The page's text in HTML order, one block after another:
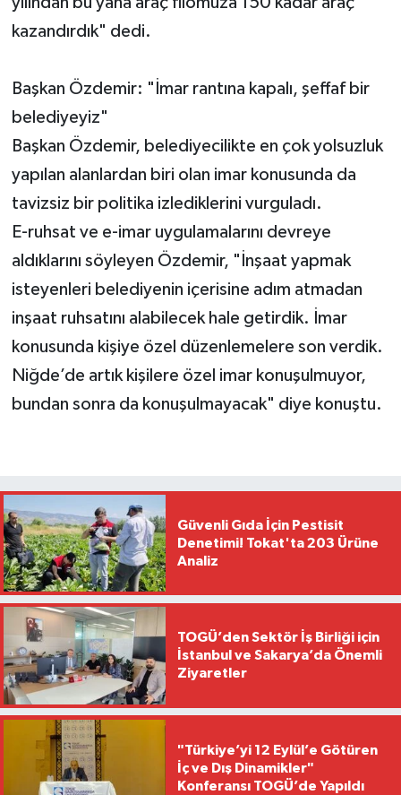
kazandırdık" dedi.
Başkan Özdemir: "İmar rantına kapalı, şeffaf bir
belediyeyiz"
Başkan Özdemir, belediyecilikte en çok yolsuzluk
yapılan alanlardan biri olan imar konusunda da
tavizsiz bir politika izlediklerini vurguladı.
E-ruhsat ve e-imar uygulamalarını devreye
aldıklarını söyleyen Özdemir, "İnşaat yapmak
isteyenleri belediyenin içerisine adım atmadan
inşaat ruhsatını alabilecek hale getirdik. İmar
konusunda kişiye özel düzenlemelere son verdik.
Niğde’de artık kişilere özel imar konuşulmuyor,
bundan sonra da konuşulmayacak" diye konuştu.
Güvenli Gıda İçin Pestisit
Denetimi! Tokat'ta 203 Ürüne
Analiz
TOGÜ’den Sektör İş Birliği için
İstanbul ve Sakarya’da Önemli
Ziyaretler
"Türkiye’yi 12 Eylül’e Götüren
İç ve Dış Dinamikler"
Konferansı TOGÜ’de Yapıldı